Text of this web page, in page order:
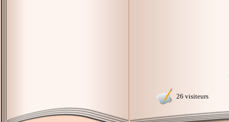
26 visiteurs